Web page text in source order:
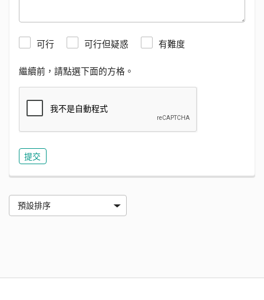
可行 可行但疑惑 有難度
繼續前，請點選下面的方格。